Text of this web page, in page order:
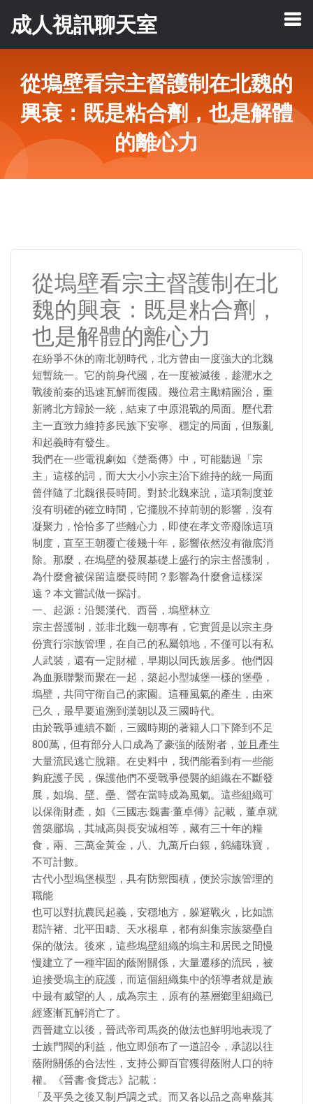
成人視訊聊天室
從塢壁看宗主督護制在北魏的
興衰：既是粘合劑，也是解體
的離心力
從塢壁看宗主督護制在北
魏的興衰：既是粘合劑，
也是解體的離心力
在紛爭不休的南北朝時代，北方曾由一度強大的北魏
短暫統一。它的前身代國，在一度被滅後，趁淝水之
戰後前秦的迅速瓦解而復國。幾位君主勵精圖治，重
新將北方歸於一統，結束了中原混戰的局面。歷代君
主一直致力維持多民族下安寧、穩定的局面，但叛亂
和起義時有發生。
我們在一些電視劇如《楚喬傳》中，可能聽過「宗
主」這樣的詞，而大大小小宗主治下維持的統一局面
曾伴隨了北魏很長時間。對於北魏來說，這項制度並
沒有明確的確立時間，它擺脫不掉前朝的影響，沒有
凝聚力，恰恰多了些離心力，即使在孝文帝廢除這項
制度，直至王朝覆亡後幾十年，影響依然沒有徹底消
除。那麼，在塢壁的發展基礎上盛行的宗主督護制，
為什麼會被保留這麼長時間？影響為什麼會這樣深
遠？本文嘗試做一探討。
一、起源：沿襲漢代、西晉，塢壁林立
宗主督護制，並非北魏一朝專有，它實質是以宗主身
份實行宗族管理，在自己的私屬領地，不僅可以有私
人武裝，還有一定財權，早期以同氏族居多。他們因
為血脈聯繫而聚在一起，築起小型城堡一樣的堡壘，
塢壁，共同守衛自己的家園。這種風氣的產生，由來
已久，最早要追溯到漢朝以及三國時代。
由於戰爭連續不斷，三國時期的著籍人口下降到不足
800萬，但有部分人口成為了豪強的蔭附者，並且產生
大量流民逃亡脫籍。在史料中，我們能看到有一些能
夠庇護子民，保護他們不受戰爭侵襲的組織在不斷發
展，如塢、壁、壘、營在當時成為風氣。這些組織可
以保衛財產，如《三國志·魏書·董卓傳》記載，董卓就
曾築郿塢，其城高與長安城相等，藏有三十年的糧
食，兩、三萬金黃金，八、九萬斤白銀，錦繡珠寶，
不可計數。
古代小型塢堡模型，具有防禦囤積，便於宗族管理的
職能
也可以對抗農民起義，安穩地方，躲避戰火，比如譙
郡許褚、北平田疇、天水楊阜，都有糾集宗族築壘自
保的做法。後來，這些塢壁組織的塢主和居民之間慢
慢建立了一種牢固的蔭附關係，大量遷移的流民，被
迫接受塢主的庇護，而這個組織集中的領導者就是族
中最有威望的人，成為宗主，原有的基層鄉里組織已
經逐漸瓦解消亡了。
西晉建立以後，晉武帝司馬炎的做法也鮮明地表現了
士族門閥的利益，他立即頒布了一道詔令，承認以往
蔭附關係的合法性，支持公卿百官獲得蔭附人口的特
權。《晉書·食貨志》記載：
「及平吳之後又制戶調之式。而又各以品之高卑蔭其